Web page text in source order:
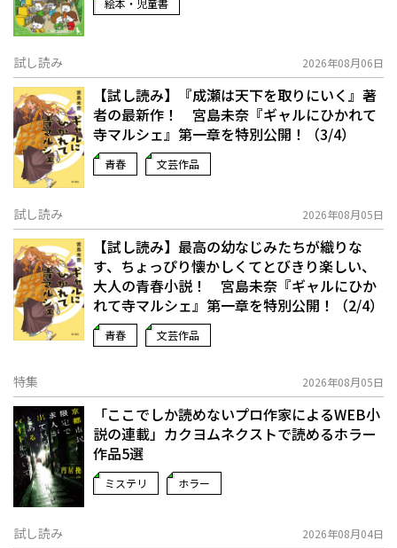
絵本・児童書
試し読み 2026年08月06日
【試し読み】『成瀬は天下を取りにいく』著
者の最新作！ 宮島未奈『ギャルにひかれて
寺マルシェ』第一章を特別公開！（3/4）
青春 文芸作品
試し読み 2026年08月05日
【試し読み】最高の幼なじみたちが織りな
す、ちょっぴり懐かしくてとびきり楽しい、
大人の青春小説！ 宮島未奈『ギャルにひか
れて寺マルシェ』第一章を特別公開！（2/4）
青春 文芸作品
特集 2026年08月05日
「ここでしか読めないプロ作家によるWEB小
説の連載」――カクヨムネクストで読めるホラー
作品5選
ミステリ ホラー
試し読み 2026年08月04日